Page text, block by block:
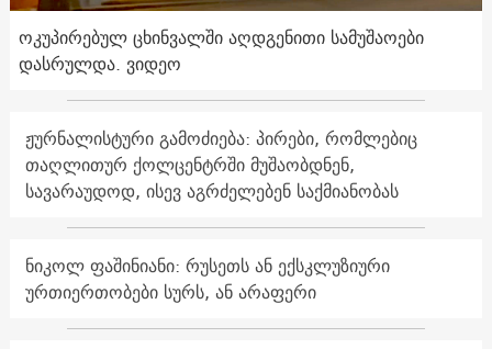
ოკუპირებულ ცხინვალში აღდგენითი სამუშაოები
დასრულდა. ვიდეო
ჟურნალისტური გამოძიება: პირები, რომლებიც
თაღლითურ ქოლცენტრში მუშაობდნენ,
სავარაუდოდ, ისევ აგრძელებენ საქმიანობას
ნიკოლ ფაშინიანი: რუსეთს ან ექსკლუზიური
ურთიერთობები სურს, ან არაფერი